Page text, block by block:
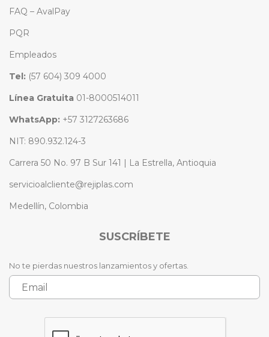
FAQ – AvalPay
PQR
Empleados
Tel: (57 604) 309 4000
Línea Gratuita 01-8000514011
WhatsApp: +57 3127263686
NIT: 890.932.124-3
Carrera 50 No. 97 B Sur 141 | La Estrella, Antioquia
servicioalcliente@rejiplas.com
Medellín, Colombia
SUSCRÍBETE
No te pierdas nuestros lanzamientos y ofertas.